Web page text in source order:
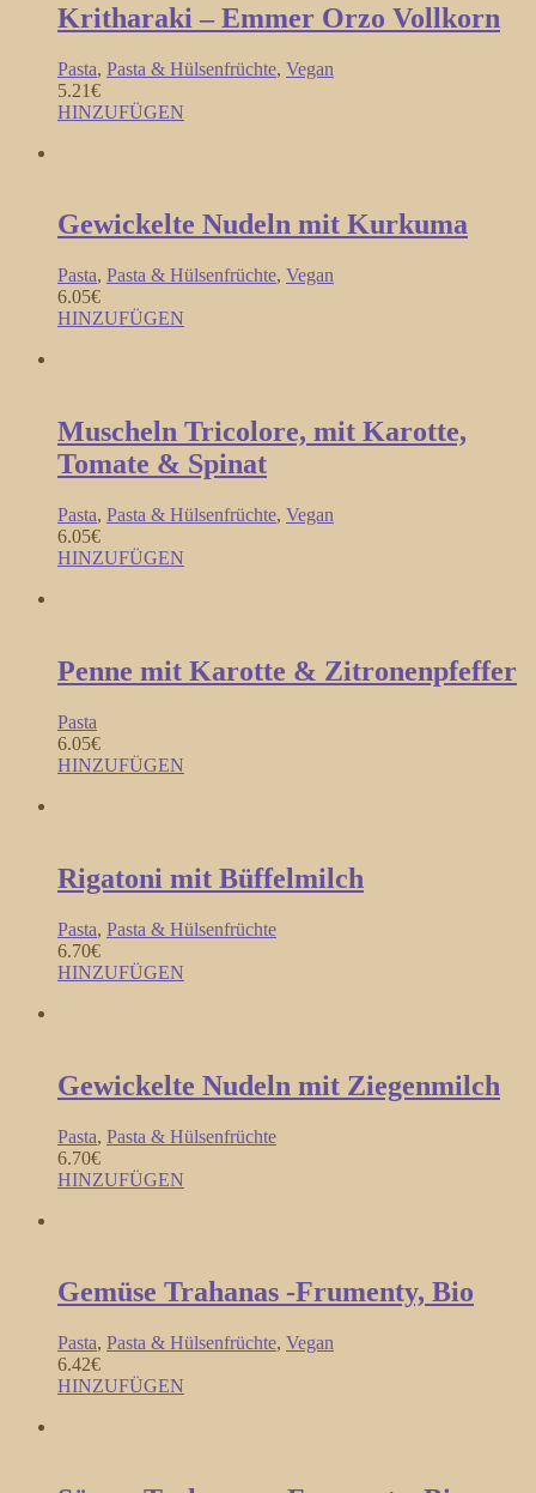
Kritharaki – Emmer Orzo Vollkorn
Pasta, Pasta & Hülsenfrüchte, Vegan
5.21€
HINZUFÜGEN
Gewickelte Nudeln mit Kurkuma
Pasta, Pasta & Hülsenfrüchte, Vegan
6.05€
HINZUFÜGEN
Muscheln Tricolore, mit Karotte,
Tomate & Spinat
Pasta, Pasta & Hülsenfrüchte, Vegan
6.05€
HINZUFÜGEN
Penne mit Karotte & Zitronenpfeffer
Pasta
6.05€
HINZUFÜGEN
Rigatoni mit Büffelmilch
Pasta, Pasta & Hülsenfrüchte
6.70€
HINZUFÜGEN
Gewickelte Nudeln mit Ziegenmilch
Pasta, Pasta & Hülsenfrüchte
6.70€
HINZUFÜGEN
Gemüse Trahanas -Frumenty, Bio
Pasta, Pasta & Hülsenfrüchte, Vegan
6.42€
HINZUFÜGEN